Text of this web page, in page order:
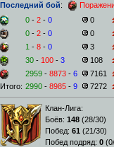
Последний бой:
0 - 2 - 0
0
0 - 2 - 0
0
1 - 8 - 0
3
30 - 100 - 3
108
2959 - 8873 - 6
7161
Итого: 2990 - 8985 - 9 7272
Клан-Лига:
Боёв: 148 (28/30)
Побед: 61 (21/30)
Побед подряд: 0 (